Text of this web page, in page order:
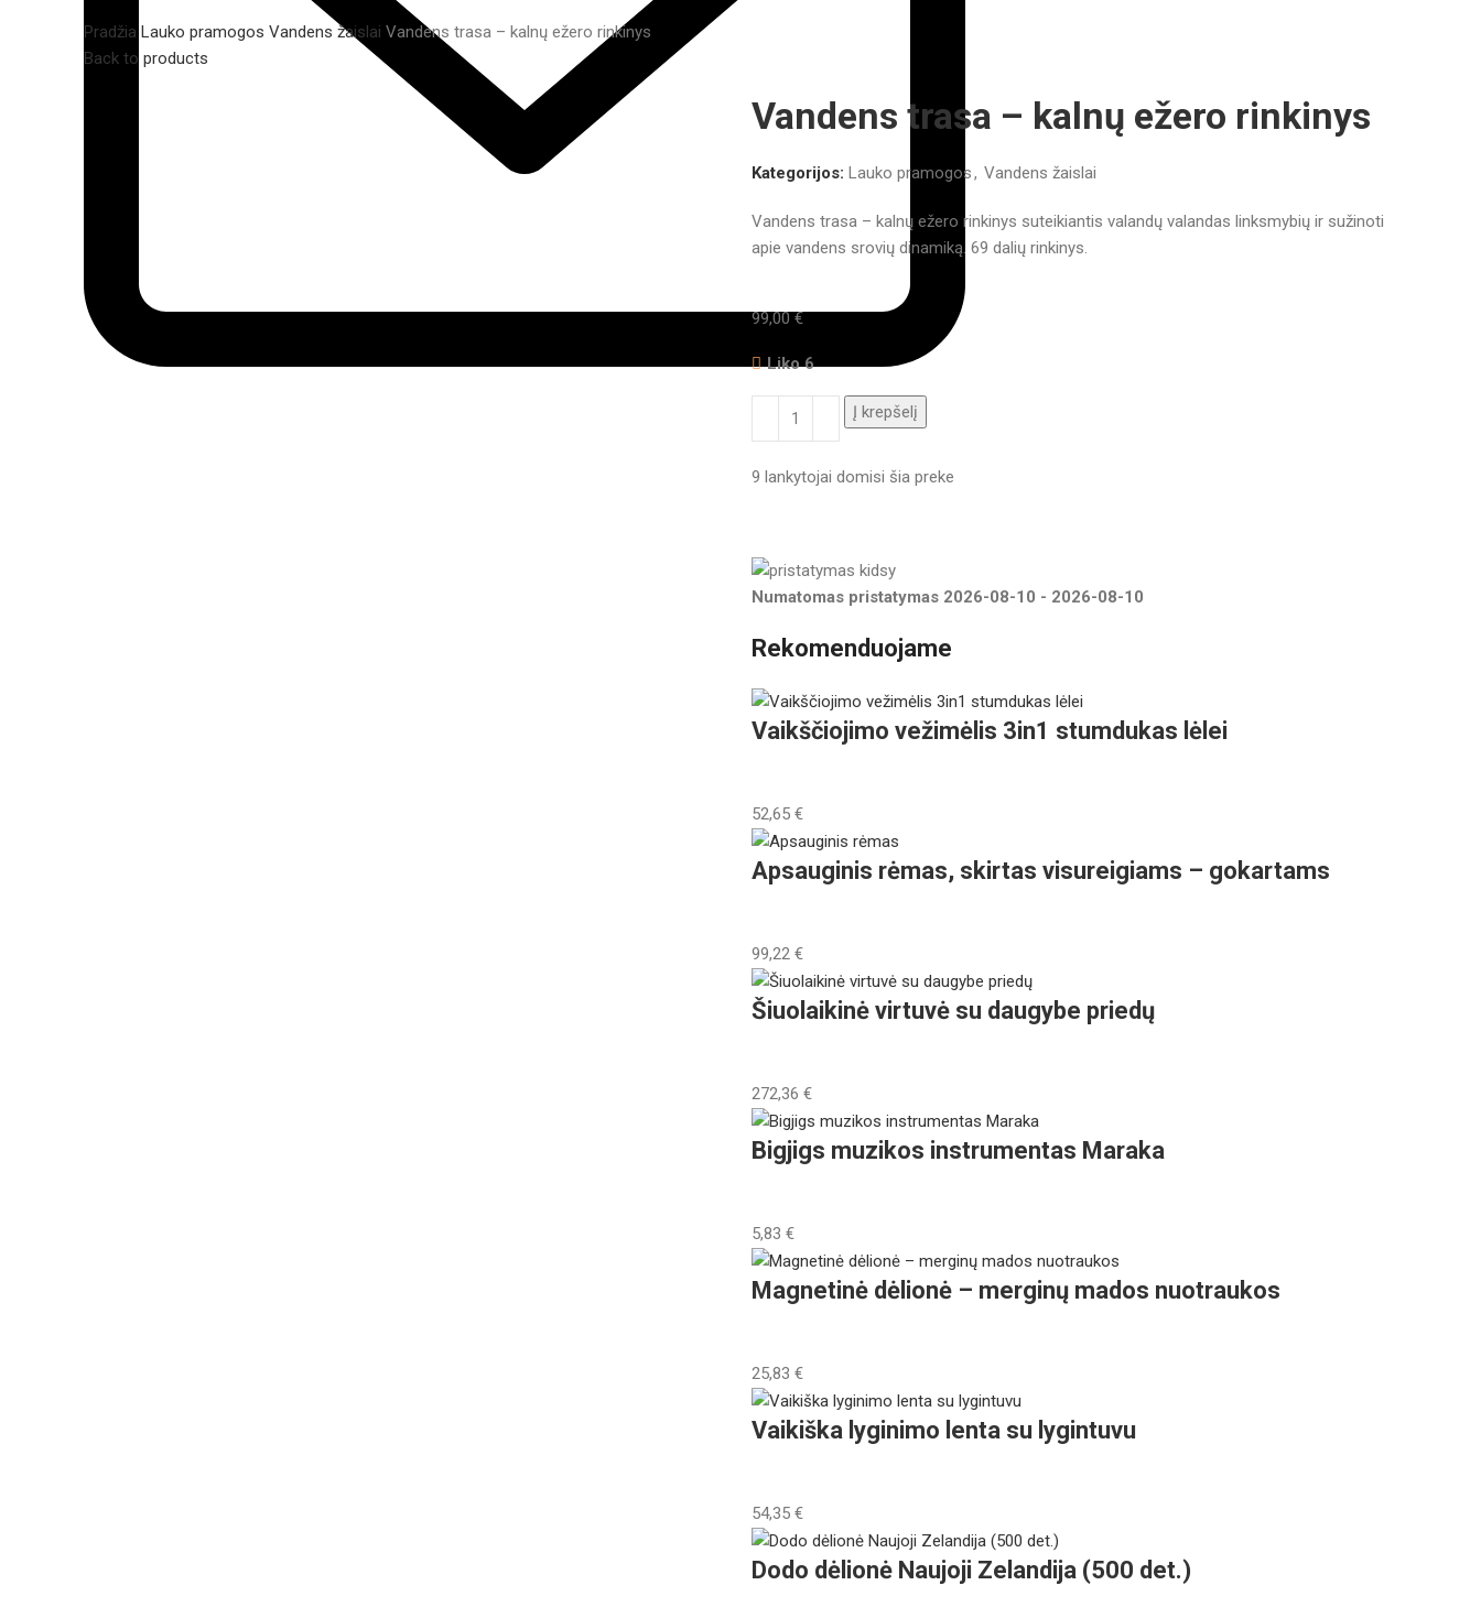
Pradžia Lauko pramogos Vandens žaislai Vandens trasa – kalnų ežero rinkinys
Back to products
Vandens trasa – kalnų ežero rinkinys
Kategorijos: Lauko pramogos, Vandens žaislai
Vandens trasa – kalnų ežero rinkinys suteikiantis valandų valandas linksmybių ir sužinoti
apie vandens srovių dinamiką. 69 dalių rinkinys.
99,00€
Liko 6
Į krepšelį
9 lankytojai domisi šia preke
Numatomas pristatymas 2026-08-10 - 2026-08-10
Rekomenduojame
Vaikščiojimo vežimėlis 3in1 stumdukas lėlei
52,65 €
Apsauginis rėmas, skirtas visureigiams – gokartams
99,22 €
Šiuolaikinė virtuvė su daugybe priedų
272,36 €
Bigjigs muzikos instrumentas Maraka
5,83 €
Magnetinė dėlionė – merginų mados nuotraukos
25,83 €
Vaikiška lyginimo lenta su lygintuvu
54,35 €
Dodo dėlionė Naujoji Zelandija (500 det.)